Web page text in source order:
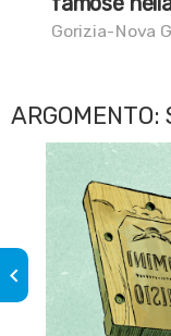
Gorizia-Nova
ARGOMENTO:
keyboard_arrow_left